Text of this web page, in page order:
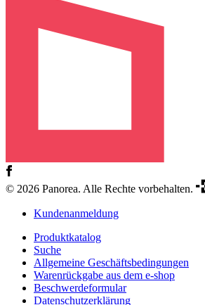
© 2026 Panorea. Alle Rechte vorbehalten.
Kundenanmeldung
Produktkatalog
Suche
Allgemeine Geschäftsbedingungen
Warenrückgabe aus dem e-shop
Beschwerdeformular
Datenschutzerklärung